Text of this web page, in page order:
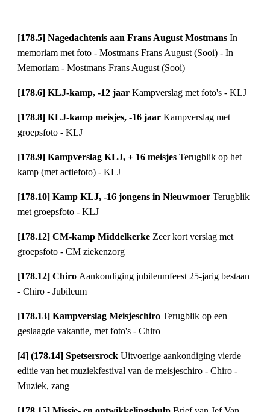
[178.5] Nagedachtenis aan Frans August MostmansIn
memoriam met foto - Mostmans Frans August (Sooi) - In
Memoriam - Mostmans Frans August (Sooi)
[178.6] KLJ-kamp, -12 jaarKampverslag met foto's - KLJ
[178.8] KLJ-kamp meisjes, -16 jaarKampverslag met
groepsfoto - KLJ
[178.9] Kampverslag KLJ, + 16 meisjesTerugblik op het
kamp (met actiefoto) - KLJ
[178.10] Kamp KLJ, -16 jongens in NieuwmoerTerugblik
met groepsfoto - KLJ
[178.12] CM-kamp Middelkerke Zeer kort verslag met
groepsfoto - CM ziekenzorg
[178.12] Chiro Aankondiging jubileumfeest 25-jarig bestaan
- Chiro - Jubileum
[178.13] Kampverslag MeisjeschiroTerugblik op een
geslaagde vakantie, met foto's - Chiro
[4] (178.14] SpetsersrockUitvoerige aankondiging vierde
editie van het muziekfestival van de meisjeschiro - Chiro -
Muziek, zang